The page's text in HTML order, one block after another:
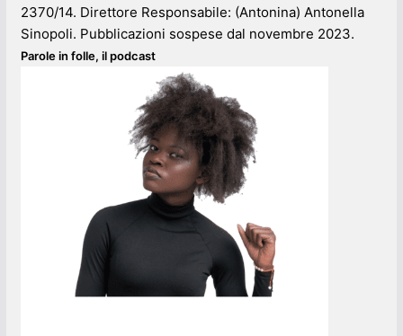
2370/14. Direttore Responsabile: (Antonina) Antonella
Sinopoli. Pubblicazioni sospese dal novembre 2023.
Parole in folle, il podcast